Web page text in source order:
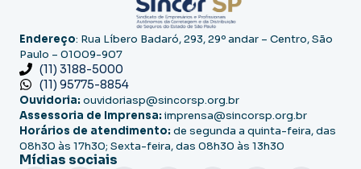
Endereço: Rua Líbero Badaró, 293, 29º andar – Centro, São
Paulo – 01009-907
(11) 3188-5000
(11) 95775-8854
Ouvidoria: ouvidoriasp@sincorsp.org.br
Assessoria de Imprensa: imprensa@sincorsp.org.br
Horários de atendimento: de segunda a quinta-feira, das
08h30 às 17h30; Sexta-feira, das 08h30 às 13h30
Mídias sociais